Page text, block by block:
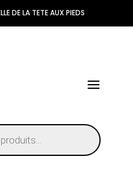
DE LA TETE AUX PIEDS